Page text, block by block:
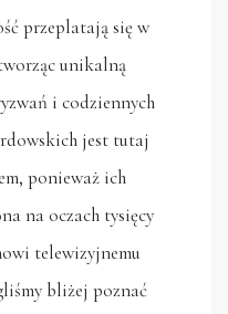
przeplatają się w
unikalną
i codziennych
jest tutaj
ponieważ ich
na oczach tysięcy
telewizyjnemu
bliżej poznać